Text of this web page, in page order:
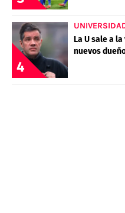
4
La U sale a
nuevos